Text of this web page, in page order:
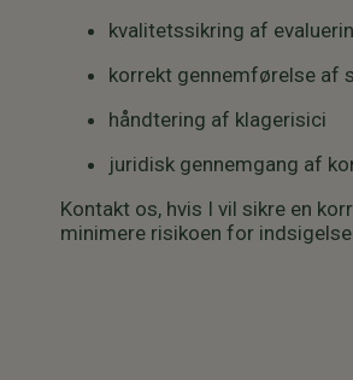
kvalitetssikring af
korrekt gennemførelse af
håndtering af klagerisici
juridisk gennemgang af
Kontakt os, hvis I vil sikre en
minimere risikoen for